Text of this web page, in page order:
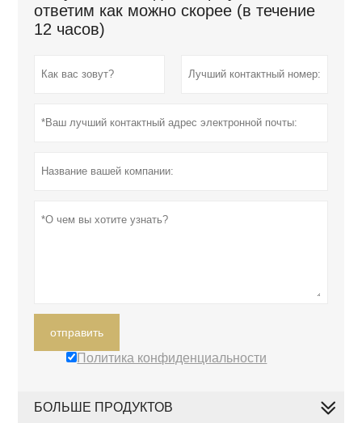
ответим как можно скорее (в течение
12 часов)
отправить
Политика конфиденциальности
БОЛЬШЕ ПРОДУКТОВ